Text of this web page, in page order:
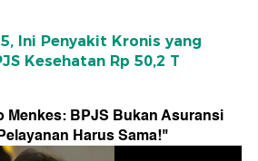
Ini Penyakit Kronis yang
Kesehatan Rp 50,2 T
Menkes: BPJS Bukan Asuransi
Harus Sama!"